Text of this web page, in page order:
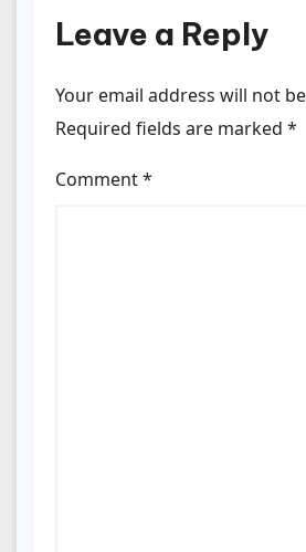
Leave a Reply
Your email address will not
Required fields are marked *
Comment*